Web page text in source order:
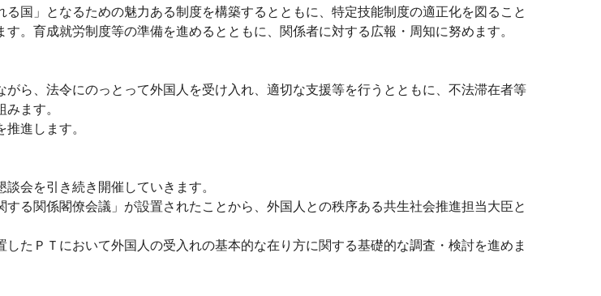
国」となるための魅力ある制度を構築するとともに、特定技能制度の適正化を図ること
。育成就労制度等の準備を進めるとともに、関係者に対する広報・周知に努めます。
ら、法令にのっとって外国人を受け入れ、適切な支援等を行うとともに、不法滞在者等
ます。
進します。
会を引き続き開催していきます。
る関係閣僚会議」が設置されたことから、外国人との秩序ある共生社会推進担当大臣と
たＰＴにおいて外国人の受入れの基本的な在り方に関する基礎的な調査・検討を進めま